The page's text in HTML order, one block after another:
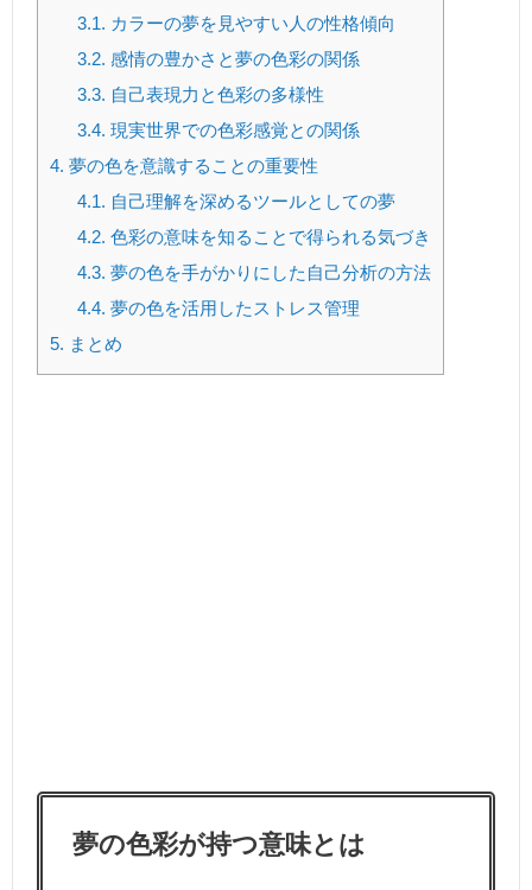
3.1. カラーの夢を見やすい人の性格傾向
3.2. 感情の豊かさと夢の色彩の関係
3.3. 自己表現力と色彩の多様性
3.4. 現実世界での色彩感覚との関係
4. 夢の色を意識することの重要性
4.1. 自己理解を深めるツールとしての夢
4.2. 色彩の意味を知ることで得られる気づき
4.3. 夢の色を手がかりにした自己分析の方法
4.4. 夢の色を活用したストレス管理
5. まとめ
夢の色彩が持つ意味とは